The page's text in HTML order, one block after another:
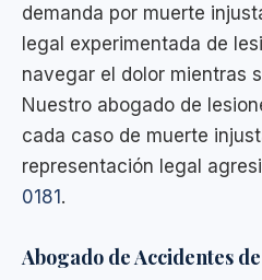
demanda por muerte
legal experimentada de
navegar el dolor mientras
Nuestro abogado de
cada caso de muerte
representación legal
0181.
Abogado de Accidentes